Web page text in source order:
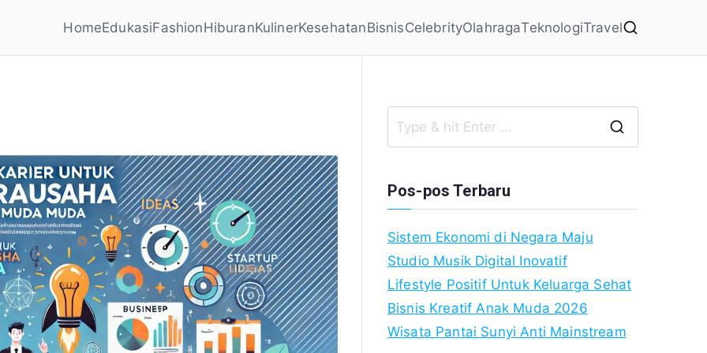
HomeEdukasiFashionHiburanKulinerKesehatanBisnisCelebrityOlahragaTeknologiTravel
Pos-pos Terbaru
Sistem Ekonomi di Negara Maju
Studio Musik Digital Inovatif
Lifestyle Positif Untuk Keluarga Sehat
Bisnis Kreatif Anak Muda 2026
Wisata Pantai Sunyi Anti Mainstream